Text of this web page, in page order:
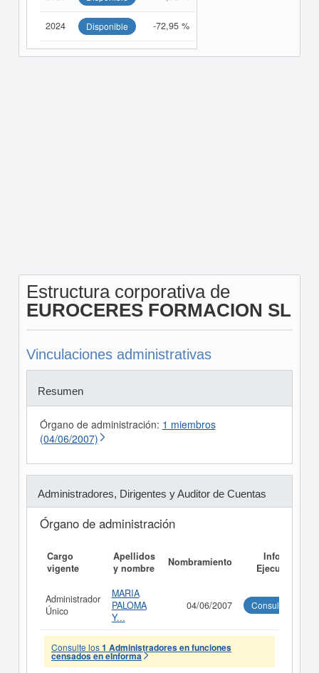
2024 Disponible -72,95 %
Estructura corporativa de
EUROCERES FORMACION SL
Vinculaciones administrativas
Resumen
Órgano de administración: 1 miembros
(04/06/2007)
Administradores, Dirigentes y Auditor de Cuentas
Órgano de administración
Cargo
vigente
Apellidos
y nombre
Nombramiento
Informe
Ejecutivo
Administrador
Único
MARIA
PALOMA
Y...
04/06/2007 Consultar
Consulte los1 Administradores en funciones
censados en eInforma